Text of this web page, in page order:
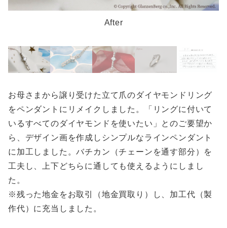
After
お母さまから譲り受けた立て爪のダイヤモンドリング
をペンダントにリメイクしました。「リングに付いて
いるすべてのダイヤモンドを使いたい」とのご要望か
ら、デザイン画を作成しシンプルなラインペンダント
に加工しました。バチカン（チェーンを通す部分）を
工夫し、上下どちらに通しても使えるようにしまし
た。
※残った地金をお取引（地金買取り）し、加工代（製
作代）に充当しました。